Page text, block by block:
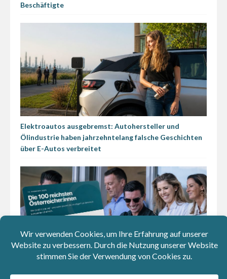
Beschäftigte
Elektroautos ausgebremst: Autohersteller und
Ölindustrie haben jahrzehntelang falsche Geschichten
über E-Autos verbreitet